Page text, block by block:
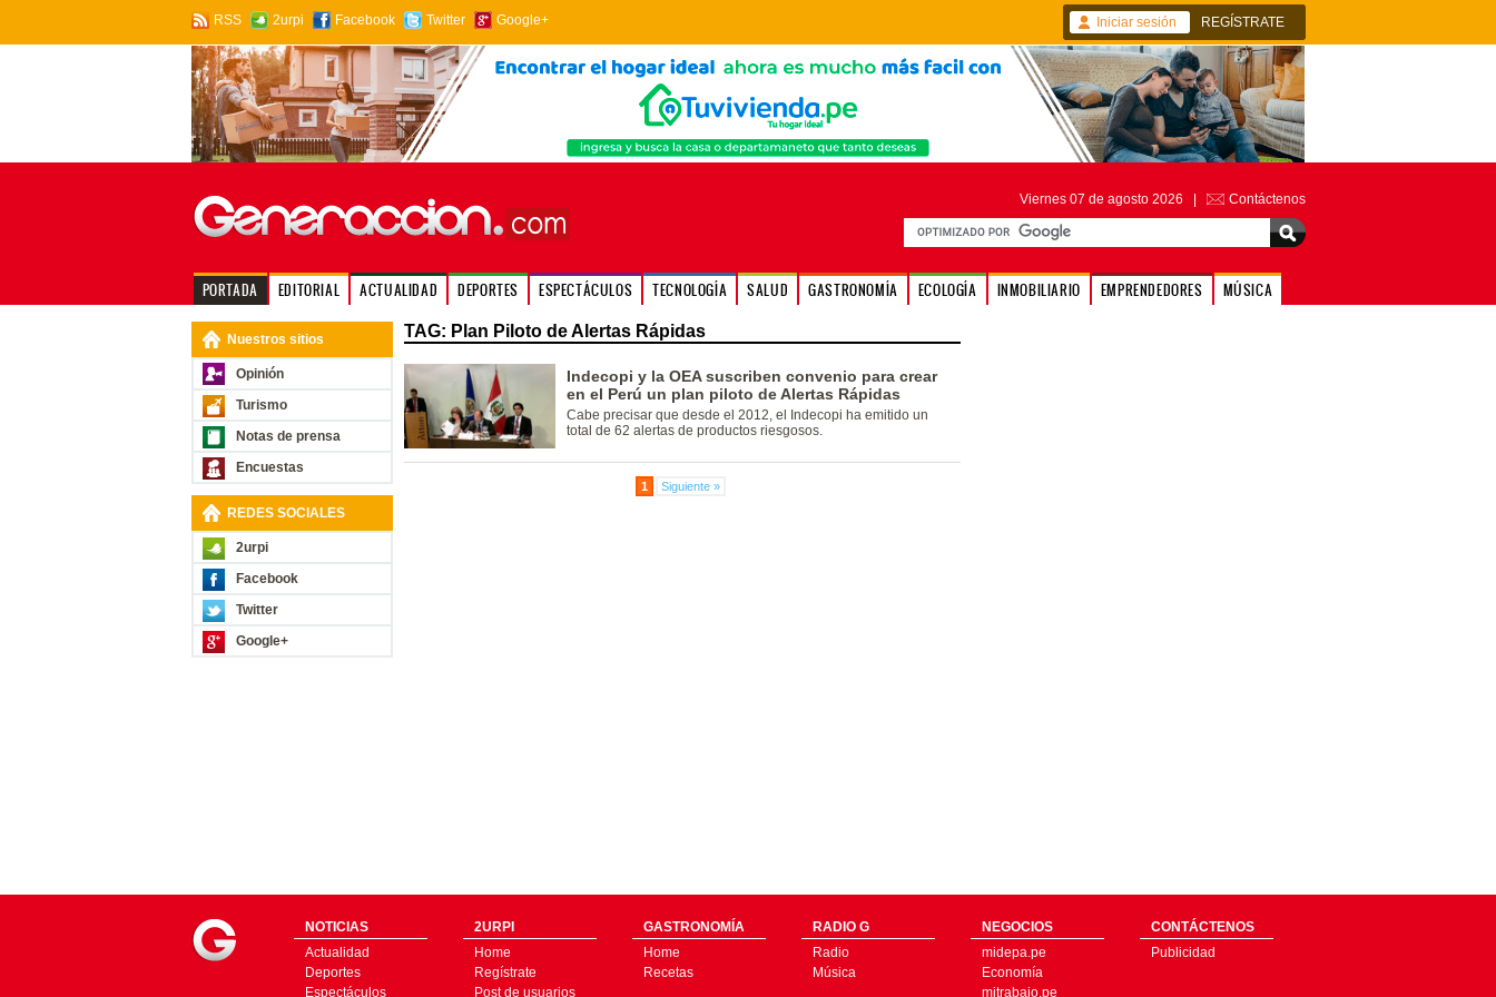
RSS 2urpi Facebook Twitter Google+ Iniciar sesión REGÍSTRATE
Viernes 07 de agosto 2026 | Contáctenos
PORTADA EDITORIAL ACTUALIDAD DEPORTES ESPECTÁCULOS TECNOLOGÍA SALUD GASTRONOMÍA ECOLOGÍA INMOBILIARIO EMPRENDEDORES MÚSICA
Nuestros sitios
Opinión
Turismo
Notas de prensa
Encuestas
REDES SOCIALES
2urpi
Facebook
Twitter
Google+
TAG: Plan Piloto de Alertas Rápidas
Indecopi y la OEA suscriben convenio para crear
en el Perú un plan piloto de Alertas Rápidas
Cabe precisar que desde el 2012, el Indecopi ha emitido un
total de 62 alertas de productos riesgosos.
1 Siguiente »
NOTICIAS
Actualidad
Deportes
Espectáculos
2URPI
Home
Regístrate
Post de usuarios
GASTRONOMÍA
Home
Recetas
RADIO G
Radio
Música
NEGOCIOS
midepa.pe
Economía
mitrabajo.pe
CONTÁCTENOS
Publicidad